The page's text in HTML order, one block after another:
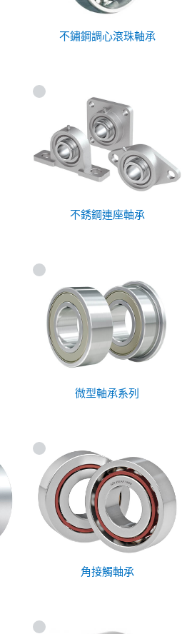
不鏽鋼調心滾珠軸承
不銹鋼連座軸承
微型軸承系列
角接觸軸承